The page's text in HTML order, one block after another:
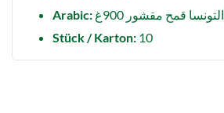
Arabic:
التونسا قمح مقشور 900غ
Stück / Karton:10